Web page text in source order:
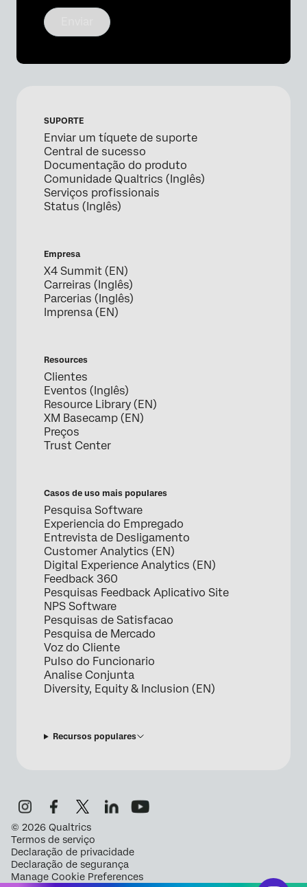
SUPORTE
Enviar um tíquete de suporte
Central de sucesso
Documentação do produto
Comunidade Qualtrics (Inglês)
Serviços profissionais
Status (Inglês)
Empresa
X4 Summit (EN)
Carreiras (Inglês)
Parcerias (Inglês)
Imprensa (EN)
Resources
Clientes
Eventos (Inglês)
Resource Library (EN)
XM Basecamp (EN)
Preços
Trust Center
Casos de uso mais populares
Pesquisa Software
Experiencia do Empregado
Entrevista de Desligamento
Customer Analytics (EN)
Digital Experience Analytics (EN)
Feedback 360
Pesquisas Feedback Aplicativo Site
NPS Software
Pesquisas de Satisfacao
Pesquisa de Mercado
Voz do Cliente
Pulso do Funcionario
Analise Conjunta
Diversity, Equity & Inclusion (EN)
Recursos populares
© 2026 Qualtrics
Termos de serviço
Declaração de privacidade
Declaração de segurança
Manage Cookie Preferences